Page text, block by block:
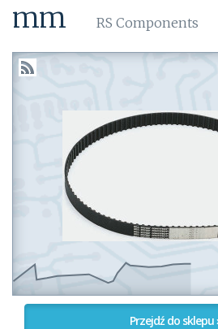
mm
RS Components
Przejdź do sklepu